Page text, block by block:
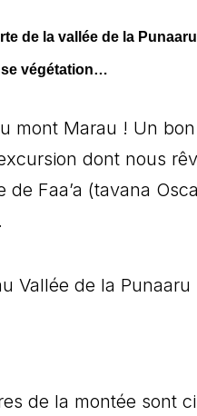
de la vallée de la
végétation…
mont Marau ! Un
dont nous
de Faa’a (tavana
de la montée sont